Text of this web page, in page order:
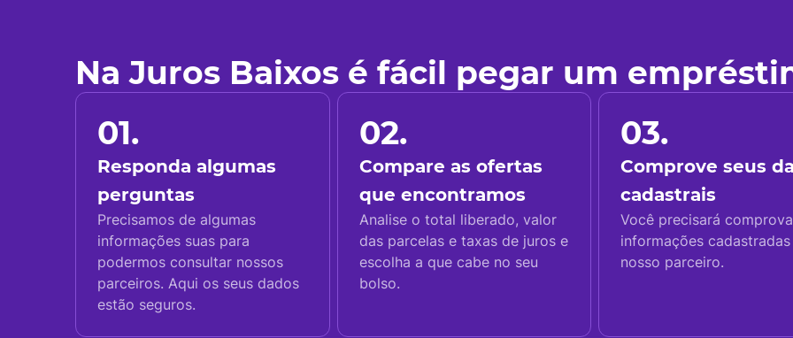
Na Juros Baixos é fácil pegar um
01.
Responda algumas
perguntas
Precisamos de algumas
informações suas para
podermos consultar nossos
parceiros. Aqui os seus dados
estão seguros.
02.
Compare as ofertas
que encontramos
Analise o total liberado, valor
das parcelas e taxas de juros e
escolha a que cabe no seu
bolso.
03.
Comprove seus
cadastrais
Você precisará
informações
nosso parceiro.